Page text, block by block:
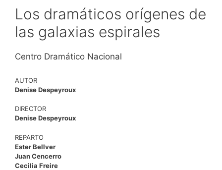
Los dramáticos orígenes de
las galaxias espirales
Centro Dramático Nacional
AUTOR
Denise Despeyroux
DIRECTOR
Denise Despeyroux
REPARTO
Ester Bellver
Juan Cencerro
Cecilia Freire